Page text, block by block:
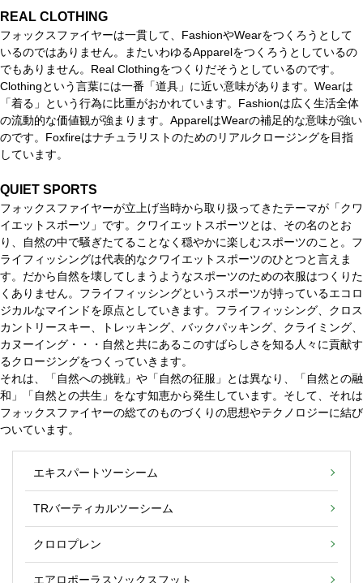
REAL CLOTHING
フォックスファイヤーは一貫して、FashionやWearをつくろうとして
いるのではありません。またいわゆるApparelをつくろうとしているの
でもありません。Real Clothingをつくりだそうとしているのです。
Clothingという言葉には一番「道具」に近い意味があります。Wearは
「着る」という行為に比重がおかれています。Fashionは広く生活全体
の流動的な価値観が強まります。ApparelはWearの補足的な意味が強い
のです。Foxfireはナチュラリストのためのリアルクロージングを目指
しています。
QUIET SPORTS
フォックスファイヤーが立上げ当時から取り扱ってきたテーマが「クワ
イエットスポーツ」です。クワイエットスポーツとは、その名のとお
り、自然の中で騒ぎたてることなく穏やかに楽しむスポーツのこと。フ
ライフィッシングは代表的なクワイエットスポーツのひとつと言えま
す。だから自然を壊してしまうようなスポーツのための衣服はつくりた
くありません。フライフィッシングというスポーツが持っているエコロ
ジカルなマインドを原点としていきます。フライフィッシング、クロス
カントリースキー、トレッキング、バックパッキング、クライミング、
カヌーイング・・・自然と共にあるこのすばらしさを知る人々に貢献す
るクロージングをつくっていきます。
それは、「自然への挑戦」や「自然の征服」とは異なり、「自然との融
和」「自然との共生」をなす知恵から発生しています。そして、それは
フォックスファイヤーの総てのものづくりの思想やテクノロジーに結び
ついています。
エキスパートツーシーム
TRバーティカルツーシーム
クロロプレン
エアロポーラスソックスフット